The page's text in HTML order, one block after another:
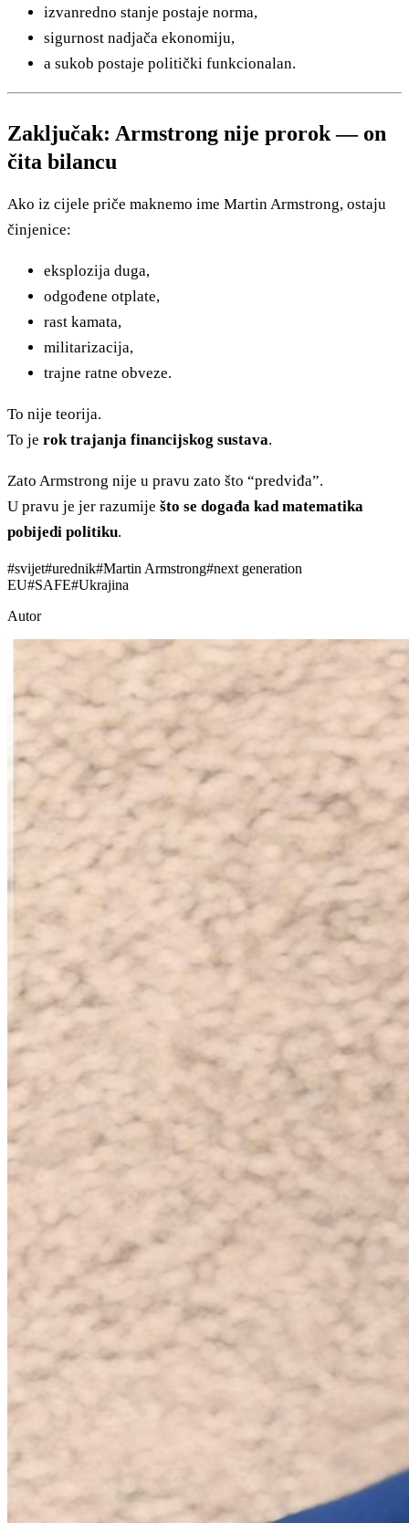
izvanredno stanje postaje norma,
sigurnost nadjača ekonomiju,
a sukob postaje politički funkcionalan.
Zaključak: Armstrong nije prorok — on
čita bilancu
Ako iz cijele priče maknemo ime Martin Armstrong, ostaju
činjenice:
eksplozija duga,
odgođene otplate,
rast kamata,
militarizacija,
trajne ratne obveze.
To nije teorija.
To je rok trajanja financijskog sustava.
Zato Armstrong nije u pravu zato što “predviđa”.
U pravu je jer razumije što se događa kad matematika
pobijedi politiku.
#svijet#urednik#Martin Armstrong#next generation
EU#SAFE#Ukrajina
Autor